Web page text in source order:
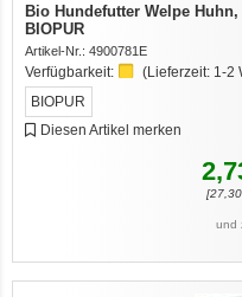
Bio Hundefutter Welpe
BIOPUR
Artikel-Nr.: 4900781E
Verfügbarkeit: (Lieferzeit: 1-2
BIOPUR
Diesen Artikel merken
[27,30
und